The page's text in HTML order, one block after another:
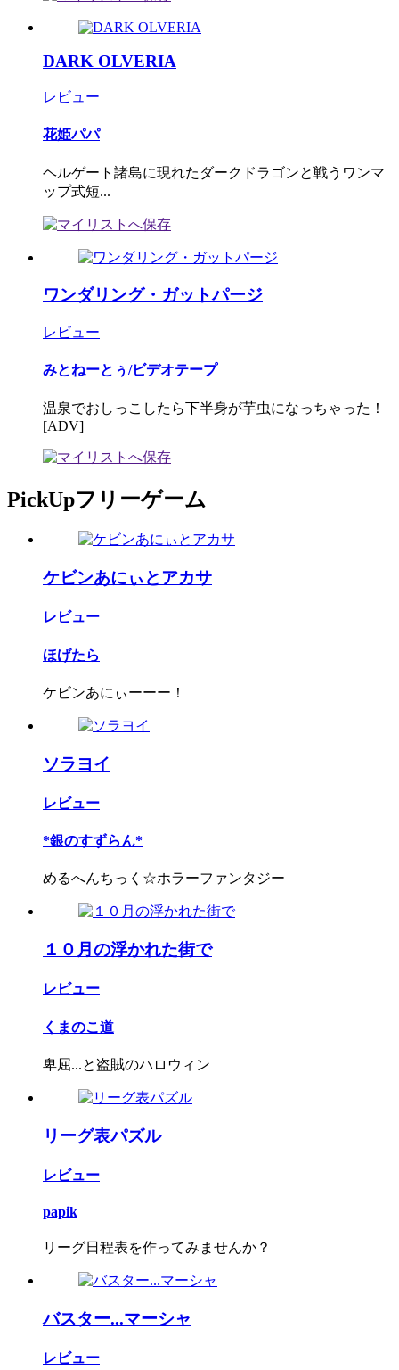
DARK OLVERIA
レビュー
花姫パパ
ヘルゲート諸島に現れたダークドラゴンと戦うワンマ
ップ式短...
ワンダリング・ガットパージ
レビュー
みとねーとぅ/ビデオテープ
温泉でおしっこしたら下半身が芋虫になっちゃった！
[ADV]
PickUpフリーゲーム
ケビンあにぃとアカサ
レビュー
ほげたら
ケビンあにぃーーー！
ソラヨイ
レビュー
*銀のすずらん*
めるへんちっく☆ホラーファンタジー
１０月の浮かれた街で
レビュー
くまのこ道
卑屈...と盗賊のハロウィン
リーグ表パズル
レビュー
papik
リーグ日程表を作ってみませんか？
バスター...マーシャ
レビュー